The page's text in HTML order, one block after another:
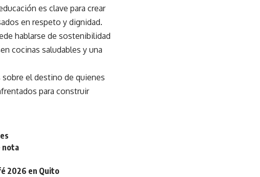
es clave para crear
en respeto y dignidad.
hablarse de sostenibilidad
cocinas saludables y una
el destino de quienes
para construir
nota
2026 en Quito